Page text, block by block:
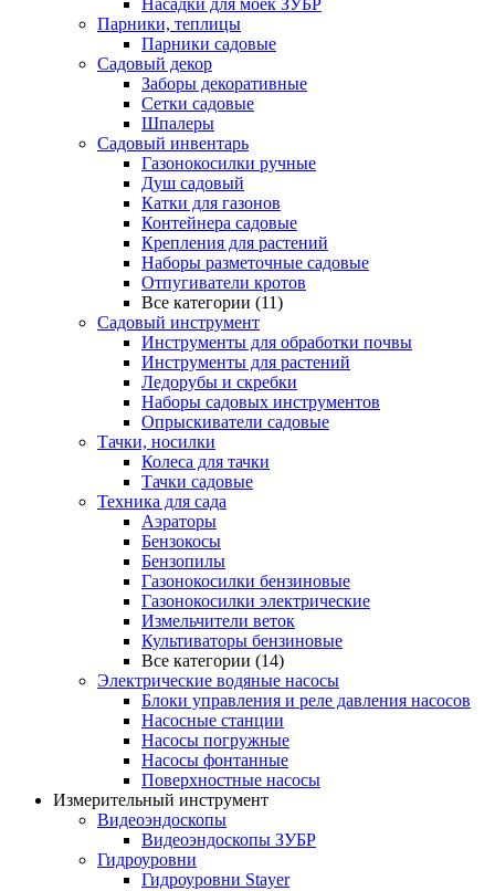
Насадки для моек ЗУБР
Парники, теплицы
Парники садовые
Садовый декор
Заборы декоративные
Сетки садовые
Шпалеры
Садовый инвентарь
Газонокосилки ручные
Душ садовый
Катки для газонов
Контейнера садовые
Крепления для растений
Наборы разметочные садовые
Отпугиватели кротов
Все категории (11)
Садовый инструмент
Инструменты для обработки почвы
Инструменты для растений
Ледорубы и скребки
Наборы садовых инструментов
Опрыскиватели садовые
Тачки, носилки
Колеса для тачки
Тачки садовые
Техника для сада
Аэраторы
Бензокосы
Бензопилы
Газонокосилки бензиновые
Газонокосилки электрические
Измельчители веток
Культиваторы бензиновые
Все категории (14)
Электрические водяные насосы
Блоки управления и реле давления насосов
Насосные станции
Насосы погружные
Насосы фонтанные
Поверхностные насосы
Измерительный инструмент
Видеоэндоскопы
Видеоэндоскопы ЗУБР
Гидроуровни
Гидроуровни Stayer